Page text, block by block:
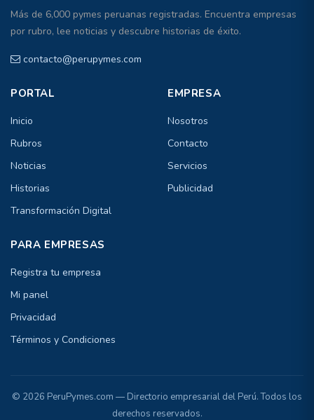
Más de 6,000 pymes peruanas registradas. Encuentra empresas
por rubro, lee noticias y descubre historias de éxito.
contacto@perupymes.com
PORTAL
Inicio
Rubros
Noticias
Historias
Transformación Digital
EMPRESA
Nosotros
Contacto
Servicios
Publicidad
PARA EMPRESAS
Registra tu empresa
Mi panel
Privacidad
Términos y Condiciones
© 2026 PeruPymes.com — Directorio empresarial del Perú. Todos los
derechos reservados.